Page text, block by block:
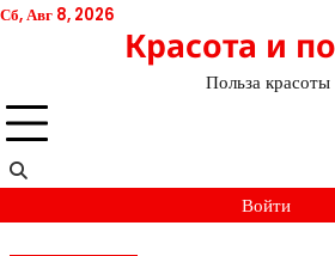
Перейти
Сб, Авг 8, 2026
Красота и
Польза красоты
Войти